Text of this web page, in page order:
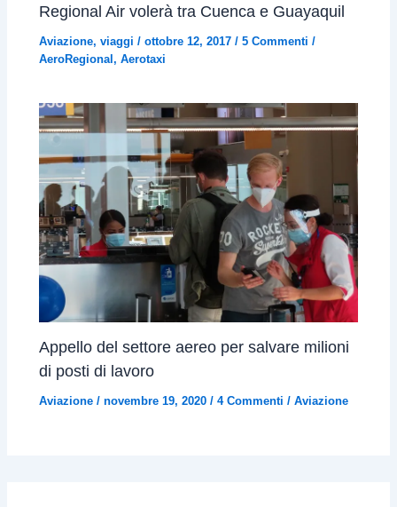
Regional Air volerà tra Cuenca e Guayaquil
Aviazione,viaggi /ottobre 12, 2017/5 Commenti /
AeroRegional,Aerotaxi
Appello del settore aereo per salvare milioni
di posti di lavoro
Aviazione /novembre 19, 2020/4 Commenti /Aviazione